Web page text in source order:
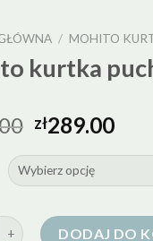
/ MOHITO
kurtka
zł289.00
kurtka puchowa
DODAJ DO